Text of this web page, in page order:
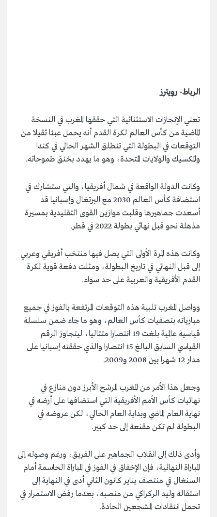
الرباط- رويترز
تعني الإنجازات الاستثنائية التي حققها المغرب في النسخة
الماضية من كأس العالم لكرة القدم أنه يحمل عبئا ثقيلا من
التوقعات في البطولة التي تنطلق الشهر الحالي في كندا
والمكسيك والولايات المتحدة، وهو ما يهدد بخنق طموحاته.
وكانت الدولة الواقعة في شمال أفريقيا، والتي ستشارك في
استضافة كأس العالم 2030 مع البرتغال وإسبانيا قد
أسعدت جماهيرها وقلبت موازين القوى التقليدية بمسيرة
مذهلة نحو قبل نهائي بطولة 2022 في قطر.
وكانت هذه المرة الأولى التي يصل فيها منتخب أفريقي وعربي
إلى قبل النهائي في تاريخ البطولة، ومثلت دفعة قوية لكرة
القدم الأفريقية والعربية على حد سواء.
وواصل المغرب تلبية هذه التوقعات المرتفعة بالفوز في جميع
مبارياته بتصفيات كأس العالم، وهو ما جاء ضمن سلسلة
قياسية عالمية بلغت 19 انتصارا متتاليا، ليتجاوز الرقم
القياسي السابق البالغ 15 انتصارا والذي حققته إسبانيا على
مدار 12 شهرا بين 2008 و2009.
وجعل هذا الأمر من المغرب المرشح الأبرز دون منازع في
نهائيات كأس الأمم الأفريقية التي استضافها على أرضه في
نهاية العام الماضي وبداية العام الحالي، لكن عروضه في
البطولة لم تكن مقنعة إلى حد كبير.
وأدى ذلك إلى انقلاب الجماهير على الفريق، ورغم وصوله إلى
المباراة النهائية، فإن الإخفاق في الفوز في المباراة الحاسمة أمام
السنغال في منتصف يناير كانون الثاني أدى في النهاية إلى
استقالة وليد الركراكي من منصبه، بعدما رفض الاستمرار في
تحمل انتقادات المشجعين الحادة.